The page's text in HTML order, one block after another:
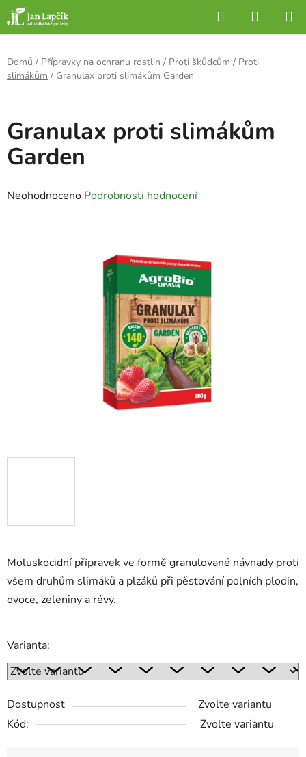
Přejít
na
obsah
Hledat
KOŠÍK
Domů / Přípravky na ochranu rostlin / Proti škůdcům / Proti
slimákům / Granulax proti slimákům Garden
Moluskocidní přípravek ve formě granulované návnady proti
všem druhům slimáků a plzáků při pěstování polních plodin,
ovoce, zeleniny a révy.
Varianta:
Dostupnost
Zvolte variantu
Kód:
Zvolte variantu
Granulax proti slimákům
Garden
Průměrné
Neohodnoceno Podrobnosti hodnocení